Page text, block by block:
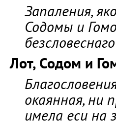
Запаления,
Содомы и
Лот, Содом и
окаянная, ни
имела еси на